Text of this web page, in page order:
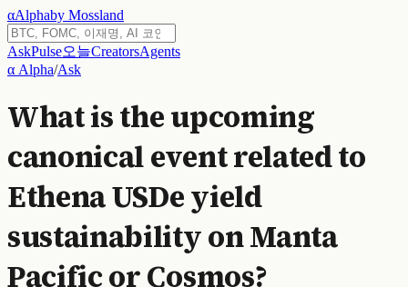
αAlphaby Mossland
AskPulse오늘CreatorsAgents
α Alpha/Ask
What is the upcoming
canonical event related to
Ethena USDe yield
sustainability on Manta
Pacific or Cosmos?